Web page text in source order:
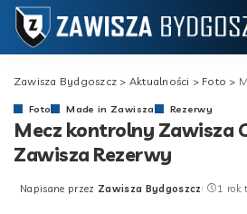
Zawisza Bydgoszcz > Aktualności > Foto >
Foto Made in Zawisza Rezerwy
Mecz kontrolny Zawisza
Zawisza Rezerwy
Napisane przez Zawisza Bydgoszcz 1 rok